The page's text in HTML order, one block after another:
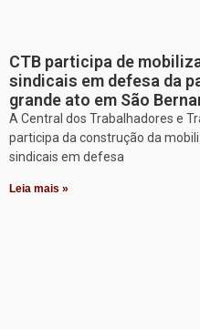
CTB participa de
sindicais em defesa da
grande ato em São
A Central dos Trabalhadores e
participa da construção da
sindicais em defesa
Leia mais »